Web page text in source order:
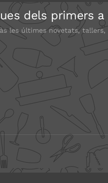
dels primers
les últimes novetats,